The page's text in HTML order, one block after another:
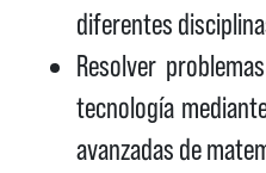
diferentes
Resolver
tecnología
avanzadas de